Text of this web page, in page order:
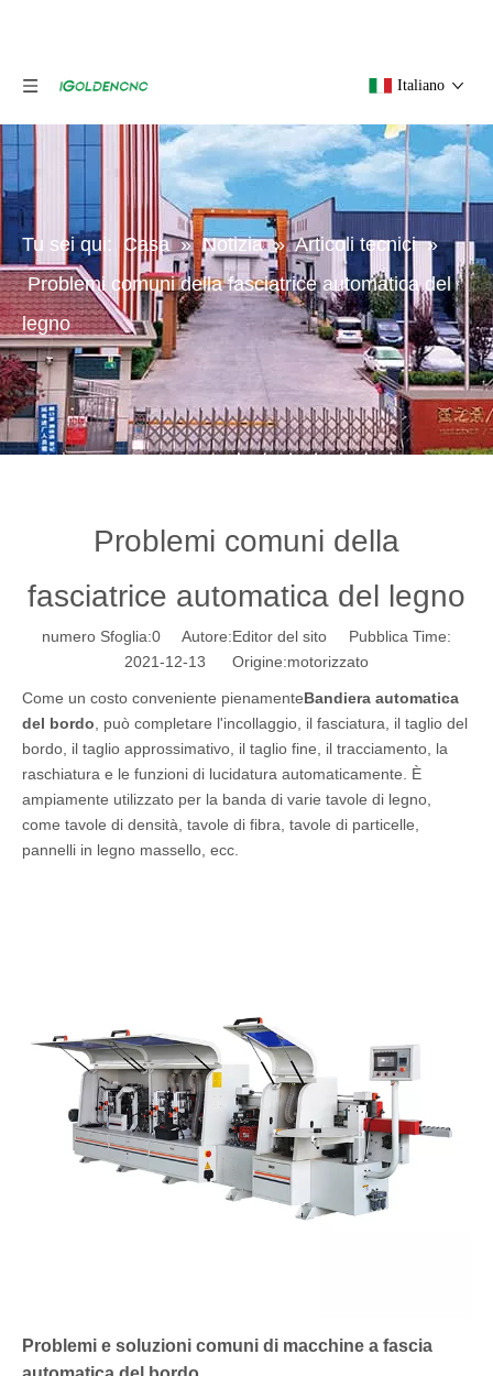
Italiano
Tu sei qui: Casa » Notizia » Articoli tecnici »
Problemi comuni della fasciatrice automatica del
legno
Problemi comuni della
fasciatrice automatica del legno
numero Sfoglia:0 Autore:Editor del sito Pubblica Time:
2021-12-13 Origine:motorizzato
Come un costo conveniente pienamenteBandiera automatica
del bordo , può completare l'incollaggio, il fasciatura, il taglio del
bordo, il taglio approssimativo, il taglio fine, il tracciamento, la
raschiatura e le funzioni di lucidatura automaticamente. È
ampiamente utilizzato per la banda di varie tavole di legno,
come tavole di densità, tavole di fibra, tavole di particelle,
pannelli in legno massello, ecc.
Problemi e soluzioni comuni di macchine a fascia